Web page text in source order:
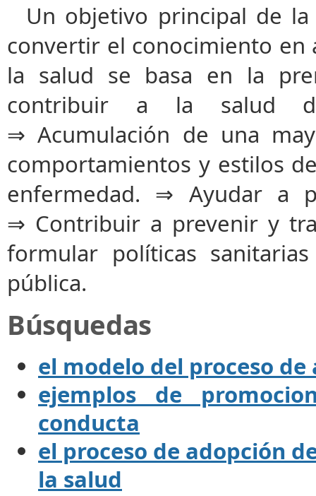
Un objetivo principal de
convertir el conocimiento en
la salud se basa en la
contribuir a la salud
⇒ Acumulación de una
comportamientos y estilos
enfermedad. ⇒ Ayudar a
⇒ Contribuir a prevenir y
formular políticas
pública.
Búsquedas
el modelo del proceso
ejemplos de
conducta
el proceso de adopción
la salud